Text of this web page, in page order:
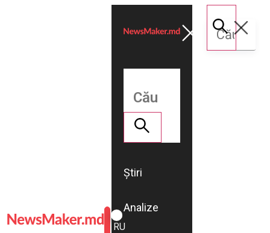
ROMÂNĂ
RU
Știri
Analize